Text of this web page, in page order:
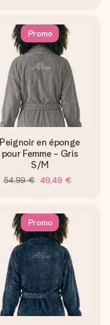
Promo
Peignoir en éponge
pour Femme - Gris
S/M
54,99 € 49,49 €
Promo